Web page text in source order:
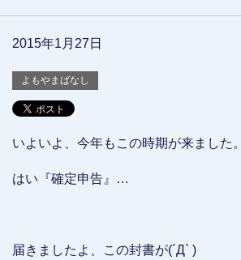
2015年1月27日
よもやまばなし
いよいよ、今年もこの時期が来ました。
はい『確定申告』…
届きましたよ、この封書が(´Д` )